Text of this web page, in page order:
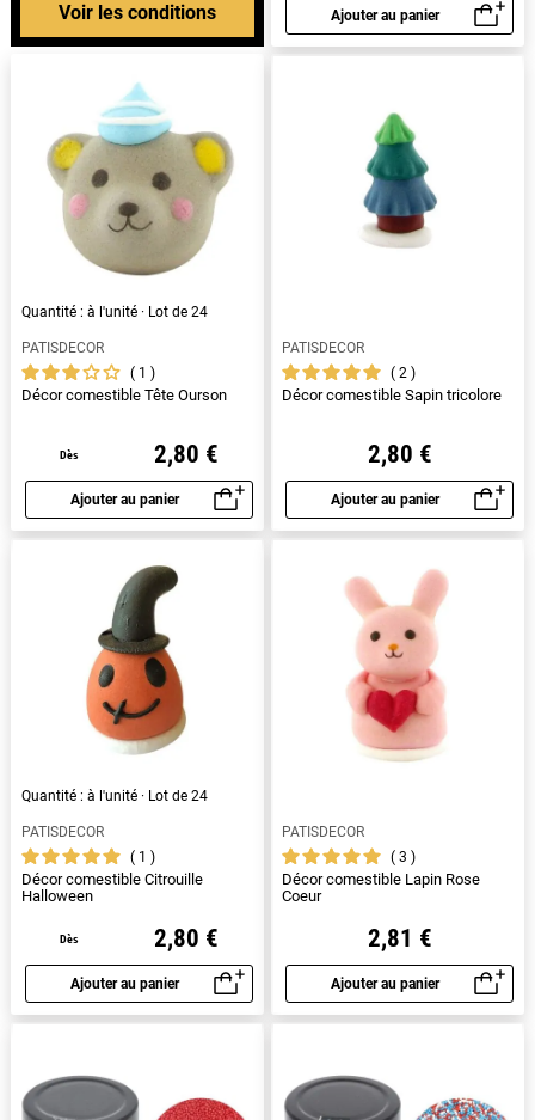
Voir les conditions Ajouter au panier
Aperçu rapide
Quantité : à l'unité · Lot de 24
PATISDECOR
1
Décor comestible Tête Ourson
Dès 2,80 €
Ajouter au panier
Aperçu rapide
PATISDECOR
2
Décor comestible Sapin tricolore
2,80 €
Ajouter au panier
Aperçu rapide
Quantité : à l'unité · Lot de 24
PATISDECOR
1
Décor comestible Citrouille
Halloween
Dès 2,80 €
Ajouter au panier
Aperçu rapide
PATISDECOR
3
Décor comestible Lapin Rose
Coeur
2,81 €
Ajouter au panier
Aperçu rapide